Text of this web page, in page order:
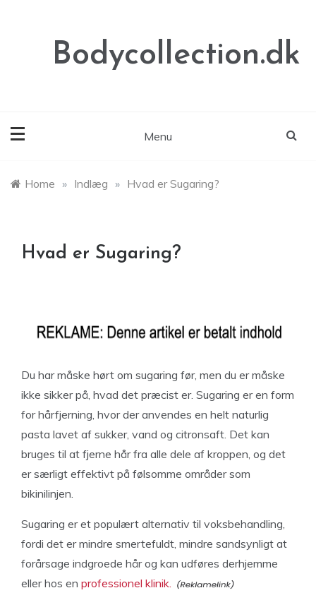
Bodycollection.dk
Menu
Home » Indlæg » Hvad er Sugaring?
Hvad er Sugaring?
Du har måske hørt om sugaring før, men du er måske
ikke sikker på, hvad det præcist er. Sugaring er en form
for hårfjerning, hvor der anvendes en helt naturlig
pasta lavet af sukker, vand og citronsaft. Det kan
bruges til at fjerne hår fra alle dele af kroppen, og det
er særligt effektivt på følsomme områder som
bikinilinjen.
Sugaring er et populært alternativ til voksbehandling,
fordi det er mindre smertefuldt, mindre sandsynligt at
forårsage indgroede hår og kan udføres derhjemme
eller hos en professionel klinik.